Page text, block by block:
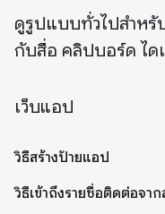
ดูรูปแบบทั่วไปสำหรั
กับสื่อ คลิปบอร์ด ได
เว็บแอป
วิธีสร้างป้ายแอป
วิธีเข้าถึงรายชื่อติดต่อจา